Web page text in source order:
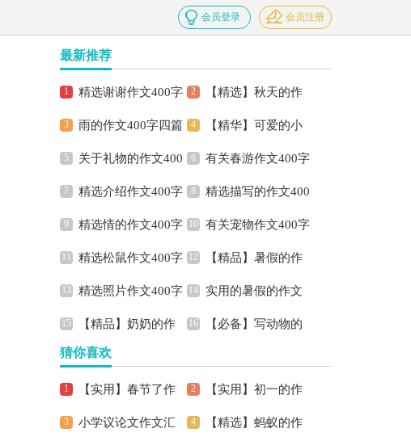
会员登录 会员注册
最新推荐
精选谢谢作文400字
4篇
【精选】秋天的作
文400字四篇
雨的作文400字四篇 【精华】可爱的小
学作文400字四篇
关于礼物的作文400
字集锦7篇
有关春游作文400字
4篇
精选介绍作文400字
3篇
精选描写的作文400
字四篇
精选情的作文400字
四篇
有关宠物作文400字
集锦5篇
精选松鼠作文400字
三篇
【精品】暑假的作
文400字集合5篇
精选照片作文400字
三篇
实用的暑假的作文
400字集合五篇
【精品】奶奶的作
文400字3篇
【必备】写动物的
猜你喜欢
【实用】春节了作
文400字4篇
【实用】初一的作
文锦集5篇
小学议论文作文汇 【精选】蚂蚁的作